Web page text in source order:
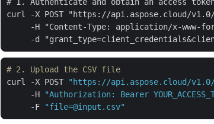
# 1. Authenticate and obtain an access
curl -X POST "https://api.aspose.cloud/
-H "Content-Type: application/x-www-
# 2. Upload the CSV file
curl -X POST
"https://api.aspose.cloud/v1.0/
     -H
"Authorization: Bearer
     -F
"file=@input.csv"